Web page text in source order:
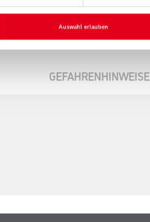
Auswahl erlauben
GEFAHRENHINWEISE